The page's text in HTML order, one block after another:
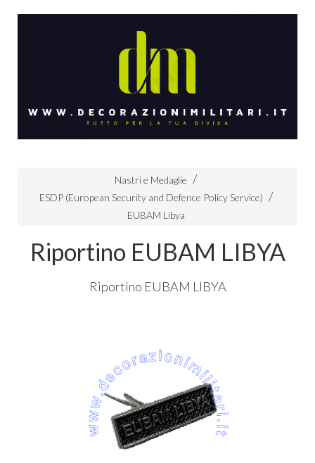
Nastri e Medaglie
ESDP (European Security and Defence Policy Service)
EUBAM Libya
Riportino EUBAM LIBYA
Riportino EUBAM LIBYA